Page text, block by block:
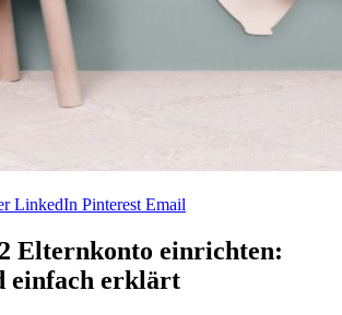
LinkedIn Pinterest Email
Elternkonto einrichten:
einfach erklärt